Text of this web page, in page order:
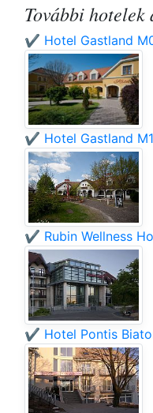
További hotelek
✔️ Hotel Gastland
✔️ Hotel Gastland
✔️ Rubin Wellness
✔️ Hotel Pontis